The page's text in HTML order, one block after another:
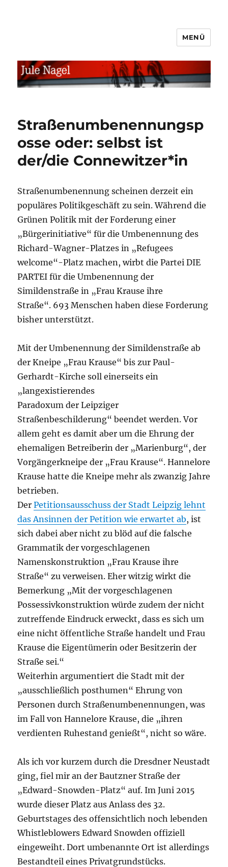
MENÜ
Straßenumbenennungsp
osse oder: selbst ist
der/die Connewitzer*in
Straßenumbenennung scheinen derzeit ein
populäres Politikgeschäft zu sein. Während die
Grünen Politik mit der Forderung einer
„Bürgerinitiative“ für die Umbenennung des
Richard-Wagner-Platzes in „Refugees
welcome“-Platz machen, wirbt die Partei DIE
PARTEI für die Umbenennung der
Simildenstraße in „Frau Krause ihre
Straße“. 693 Menschen haben diese Forderung
bisher unterstützt.
Mit der Umbenennung der Simildenstraße ab
der Kneipe „Frau Krause“ bis zur Paul-
Gerhardt-Kirche soll einerseits ein
„langexistierendes
Paradoxum der Leipziger
Straßenbeschilderung“ beendet werden. Vor
allem geht es damit aber um die Ehrung der
ehemaligen Betreiberin der „Marienburg“, der
Vorgängerkneipe der „Frau Krause“. Hannelore
Krause hatte die Kneipe mehr als zwanzig Jahre
betrieben.
DerPetitionsausschuss der Stadt Leipzig lehnt
das Ansinnen der Petition wie erwartet ab, ist
sich dabei aber nicht zu blöd auf die falsche
Grammatik der vorgeschlagenen
Namenskonstruktion „Frau Krause ihre
Straße“ zu verweisen. Eher witzig wirkt die
Bemerkung „Mit der vorgeschlagenen
Possessivkonstruktion würde zudem der nicht
zutreffende Eindruck erweckt, dass es sich um
eine nicht öffentliche Straße handelt und Frau
Krause die Eigentümerin oder Besitzerin der
Straße sei.“
Weiterhin argumentiert die Stadt mit der
„ausschließlich posthumen“ Ehrung von
Personen durch Straßenumbenennungen, was
im Fall von Hannelore Krause, die „ihren
verdienten Ruhestand genießt“, nicht so wäre.
Als ich vor kurzem durch die Dresdner Neustadt
ging, fiel mir an der Bautzner Straße der
„Edward-Snowden-Platz“ auf. Im Juni 2015
wurde dieser Platz aus Anlass des 32.
Geburtstages des offensichtlich noch lebenden
Whistleblowers Edward Snowden offiziell
eingeweiht. Dort umbenannte Ort ist allerdings
Bestandteil eines Privatgrundstücks.